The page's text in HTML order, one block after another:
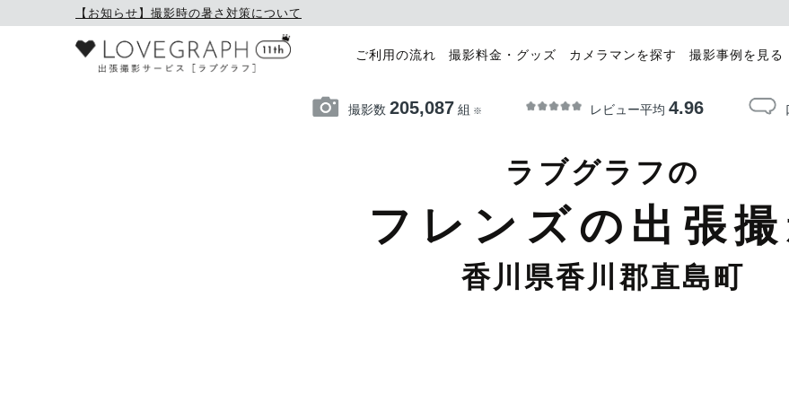
【お知らせ】撮影時の暑さ対策について
ご利用の流れ 撮影料金・グッズ カメラマンを探す 撮影事例を見る
撮影数 205,087 組 ※ レビュー平均 4.96
ラブグラフの
フレンズの出張
香川県香川郡直島町